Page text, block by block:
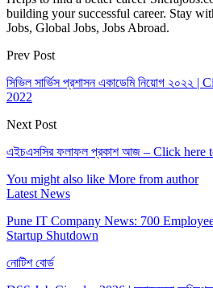
building your successful career. Stay
Jobs, Global Jobs, Jobs Abroad.
Prev Post
সিভিল সার্ভিস প্রশাসন একাডেমি নিয়োগ
2022
Next Post
এইচএসসির ফলাফল প্রকাশ আজ – Click here
You might also like More from author
Latest News
Pune IT Company News: 700
Startup Shutdown
নোটিশ বোর্ড